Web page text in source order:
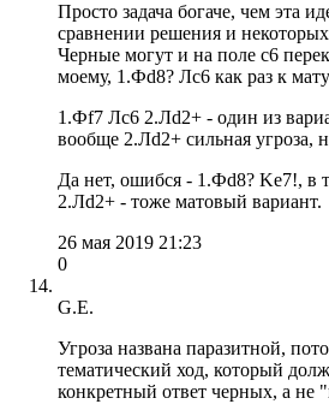
Просто задача богаче, чем эта
сравнении решения и
Черные могут и на поле с6
моему, 1.Фd8? Лс6 как раз к
1.Фf7 Лс6 2.Лd2+ - один из
вообще 2.Лd2+ сильная угроза,
Да нет, ошибся - 1.Фd8? Ke7!, в
2.Лd2+ - тоже матовый вариант.
26 мая 2019 21:23
0
G.E.
Угроза названа паразитной,
тематический ход, который
конкретный ответ черных, а не